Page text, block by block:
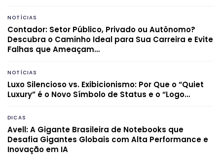
NOTÍCIAS
Contador: Setor Público, Privado ou Autônomo?
Descubra o Caminho Ideal para Sua Carreira e Evite
Falhas que Ameaçam…
NOTÍCIAS
Luxo Silencioso vs. Exibicionismo: Por Que o “Quiet
Luxury” é o Novo Símbolo de Status e o “Logo…
DICAS
Avell: A Gigante Brasileira de Notebooks que
Desafia Gigantes Globais com Alta Performance e
Inovação em IA